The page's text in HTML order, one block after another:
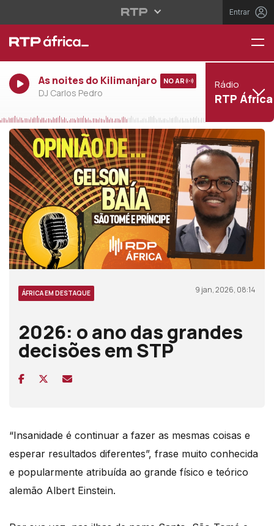
Entrar
As noites do Kilimanjaro
DJ Carlos Pedro
NO AR Rádio
RTP África
ÁFRICA EM DESTAQUE 9 jan, 2026, 08:14
2026: o ano das grandes
decisões em STP
“Insanidade é continuar a fazer as mesmas coisas e
esperar resultados diferentes”, frase muito conhecida
e popularmente atribuída ao grande físico e teórico
alemão Albert Einstein.